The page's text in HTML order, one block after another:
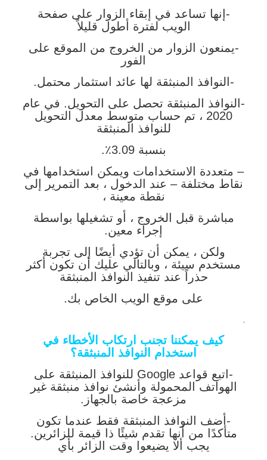
-إنها تساعد في إبقاء الزوار على صفحة
الويب لفترة أطول قليلاً
-يمنعون الزوار من الخروج من الموقع على
الفور
-النوافذ المنبثقة لها عائد استثمار محتمل.
-النوافذ المنبثقة تحصل على التحويل. في عام
2020 ، تم حساب متوسط ​​معدل التحويل
للنوافذ المنبثقة
بنسبة 3.09٪.
– متعددة الاستخدامات ويمكن استخدامها في
نقاط مختلفة – عند الدخول ، بعد التمرير إلى
نقطة معينة ،
مباشرة قبل الخروج ، أو تشغيلها بواسطة
إجراء معين.
ولكن ، يمكن أن تؤدي أيضًا إلى تجربة
مستخدم سيئة ، وبالتالي عليك أن تكون أكثر
حذراً عند تنفيذ النوافذ المنبثقة
على موقع الويب الخاص بك.
.
كيف يمكننا تجنب ارتكاب الأخطاء في
استخدام النوافذ المنبثقة؟
-اتبع قواعد Google للنوافذ المنبثقة على
الهواتف المحمولة وأنشئ نوافذ منبثقة غير
مزعجة خاصة بالجهاز.
-أضف النوافذ المنبثقة فقط عندما تكون
متأكدًا من أنها تقدم شيئًا ذا قيمة للزائرين.
يجب ألا يضيعوا وقت الزائر بأي